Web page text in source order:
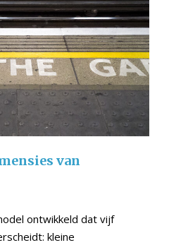
van
ontwikkeld dat vijf
kleine